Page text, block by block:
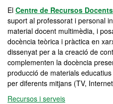
El Centre de Recursos Docents
suport al professorat i personal
material docent multimèdia, i
docència teòrica i pràctica en
dissenyat per a la creació de
complementen la docència
producció de materials
per diferents mitjans (TV,
Recursos i serveis